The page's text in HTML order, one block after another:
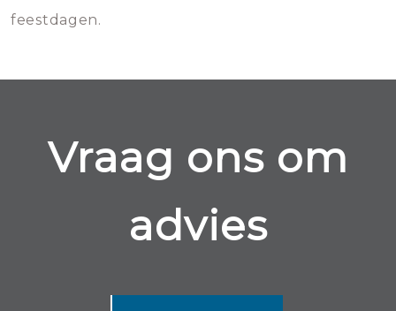
feestdagen.
Vraag ons om
advies